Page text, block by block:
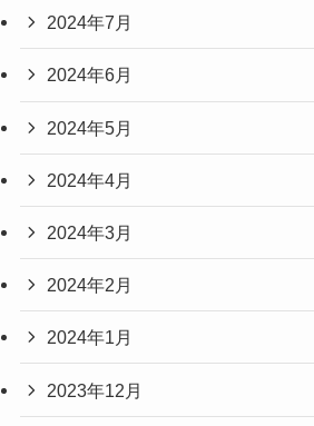
2024年7月
2024年6月
2024年5月
2024年4月
2024年3月
2024年2月
2024年1月
2023年12月